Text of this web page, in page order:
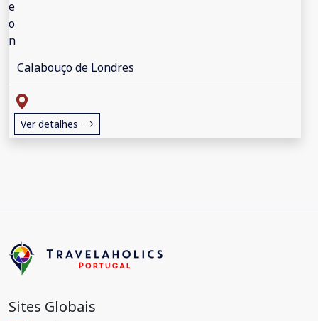
Calabouço de Londres
Ver detalhes
Sites Globais